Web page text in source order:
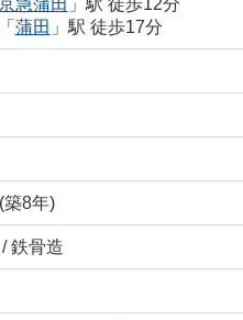
急蒲田 」駅 徒歩12分
「 蒲田 」駅 徒歩17分
築8年)
鉄骨造